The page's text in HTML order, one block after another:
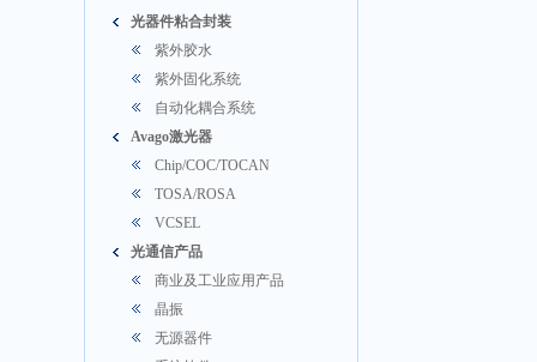
光器件粘合封装
紫外胶水
紫外固化系统
自动化耦合系统
Avago激光器
Chip/COC/TOCAN
TOSA/ROSA
VCSEL
光通信产品
商业及工业应用产品
晶振
无源器件